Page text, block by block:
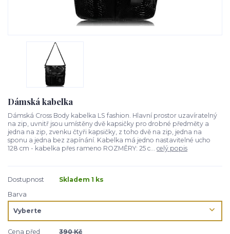
Dámská kabelka
Dámská Cross Body kabelka LS fashion. Hlavní prostor uzavíratelný
na zip, uvnitř jsou umístěny dvě kapsičky pro drobné předměty a
jedna na zip, zvenku čtyři kapsičky, z toho dvě na zip, jedna na
sponu a jedna bez zapínání. Kabelka má jedno nastavitelné ucho
128 cm - kabelka přes rameno ROZMĚRY: 25 c... celý popis
Dostupnost
Skladem 1 ks
Barva
Cena před
390 Kč